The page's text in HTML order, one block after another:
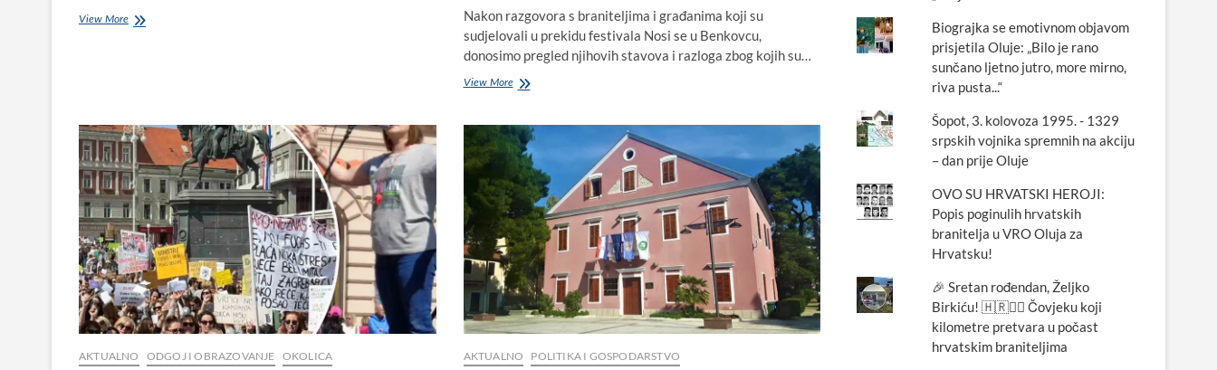
View MoreDrago
Hrvate“
Nakon razgovora s braniteljima i građanima koji su
sudjelovali u prekidu festivala Nosi se u Benkovcu,
donosimo pregled njihovih stavova i razloga zbog kojih su…
View MoreMirni
branitelja
u
Benkovcu:
Ne
pristajemo
na
poniženja!
AKTUALNO ODGOJ I OBRAZOVANJE OKOLICA AKTUALNO POLITIKA I GOSPODARSTVO
Biograjka se emotivnom objavom
prisjetila Oluje: „Bilo je rano
sunčano ljetno jutro, more mirno,
riva pusta...“
Šopot, 3. kolovoza 1995. - 1329
srpskih vojnika spremnih na akciju
– dan prije Oluje
OVO SU HRVATSKI HEROJI:
Popis poginulih hrvatskih
branitelja u VRO Oluja za
Hrvatsku!
🎉 Sretan rođendan, Željko
Birkiću! 🇭🇷🏃‍♂️ Čovjeku koji
kilometre pretvara u počast
hrvatskim braniteljima